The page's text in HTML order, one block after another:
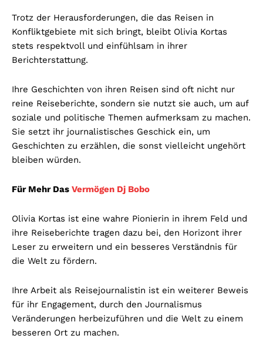
Trotz der Herausforderungen, die das Reisen in
Konfliktgebiete mit sich bringt, bleibt Olivia Kortas
stets respektvoll und einfühlsam in ihrer
Berichterstattung.
Ihre Geschichten von ihren Reisen sind oft nicht nur
reine Reiseberichte, sondern sie nutzt sie auch, um auf
soziale und politische Themen aufmerksam zu machen.
Sie setzt ihr journalistisches Geschick ein, um
Geschichten zu erzählen, die sonst vielleicht ungehört
bleiben würden.
Für Mehr Das Vermögen Dj Bobo
Olivia Kortas ist eine wahre Pionierin in ihrem Feld und
ihre Reiseberichte tragen dazu bei, den Horizont ihrer
Leser zu erweitern und ein besseres Verständnis für
die Welt zu fördern.
Ihre Arbeit als Reisejournalistin ist ein weiterer Beweis
für ihr Engagement, durch den Journalismus
Veränderungen herbeizuführen und die Welt zu einem
besseren Ort zu machen.